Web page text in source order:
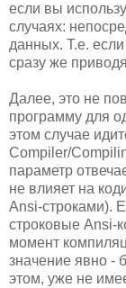
если вы
случаях:
данных. Т.е.
сразу же
Далее, это не
программу для
этом случае
Compiler/
параметр
не влияет на
Ansi-строками).
строковые Ansi-
момент
значение явно -
этом, уже не